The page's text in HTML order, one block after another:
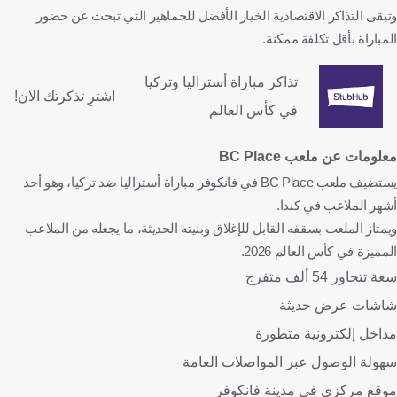
وتبقى التذاكر الاقتصادية الخيار الأفضل للجماهير التي تبحث عن حضور
المباراة بأقل تكلفة ممكنة.
تذاكر مباراة أستراليا وتركيا
في كأس العالم
اشترِ تذكرتك الآن!
معلومات عن ملعب BC Place
يستضيف ملعب BC Place في فانكوفر مباراة أستراليا ضد تركيا، وهو أحد
أشهر الملاعب في كندا.
ويمتاز الملعب بسقفه القابل للإغلاق وبنيته الحديثة، ما يجعله من الملاعب
المميزة في كأس العالم 2026.
سعة تتجاوز 54 ألف متفرج
شاشات عرض حديثة
مداخل إلكترونية متطورة
سهولة الوصول عبر المواصلات العامة
موقع مركزي في مدينة فانكوفر